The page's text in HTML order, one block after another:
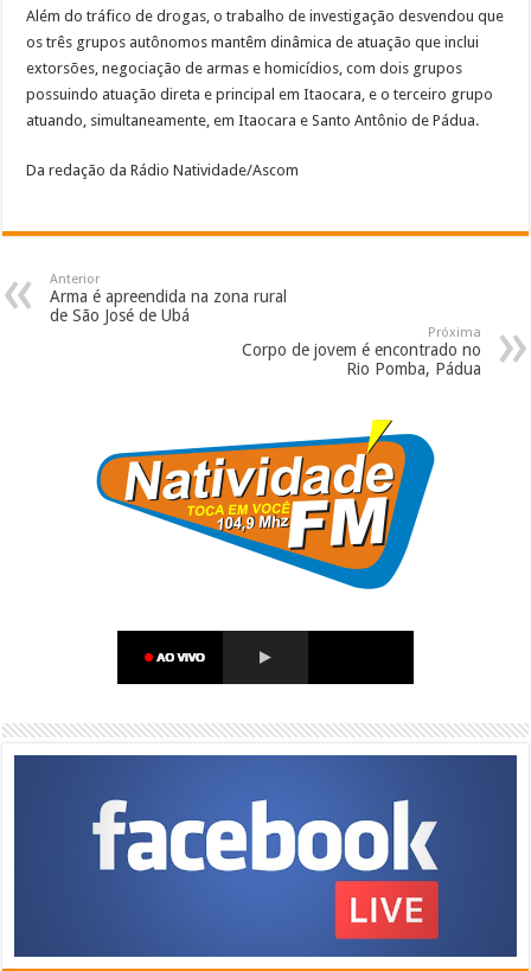
Além do tráfico de drogas, o trabalho de investigação desvendou que
os três grupos autônomos mantêm dinâmica de atuação que inclui
extorsões, negociação de armas e homicídios, com dois grupos
possuindo atuação direta e principal em Itaocara, e o terceiro grupo
atuando, simultaneamente, em Itaocara e Santo Antônio de Pádua.
Da redação da Rádio Natividade/Ascom
Anterior
Arma é apreendida na zona rural
de São José de Ubá
Próxima
Corpo de jovem é encontrado no
Rio Pomba, Pádua